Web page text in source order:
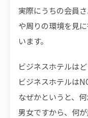
実際にうちの会員
や周りの環境を見
います。
ビジネスホテルは
ビジネスホテルは
なぜかというと、
男女ですから、何